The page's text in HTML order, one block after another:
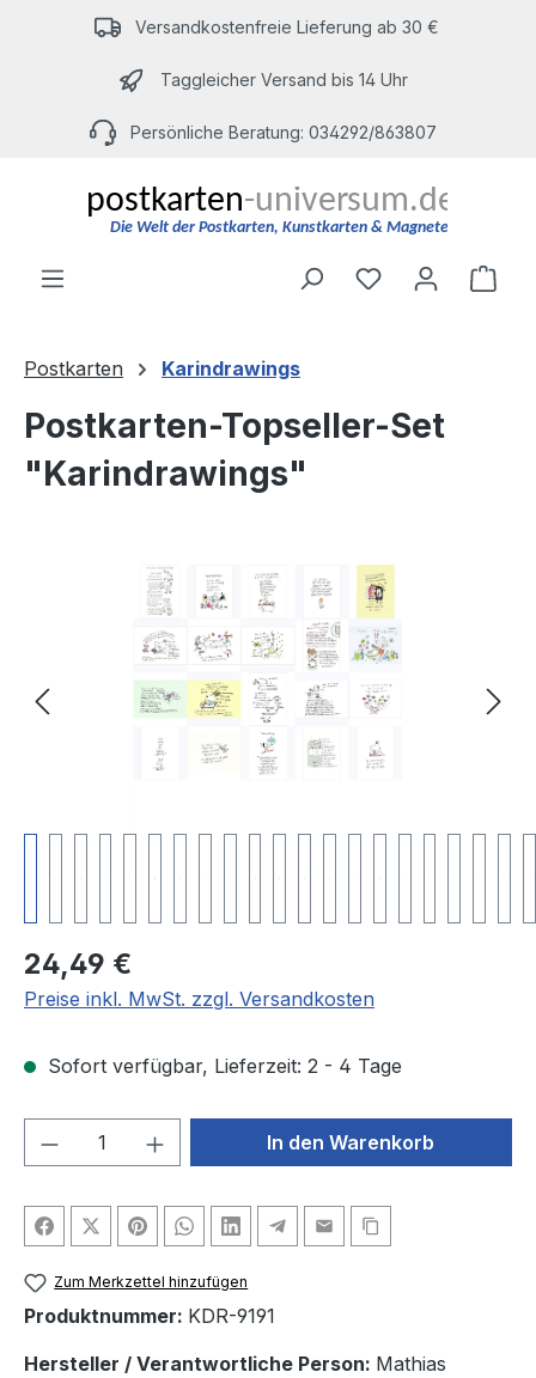
Zum Hauptinhalt springenVersandkostenfreie Lieferung ab 30 €
Taggleicher Versand bis 14 Uhr
Persönliche Beratung: 034292/863807
Du hast 0
Postkarten Karindrawings
Postkarten-Topseller-Set
"Karindrawings"
Bildergalerie überspringen
Regulärer Preis:
24,49 €
Preise inkl. MwSt. zzgl. Versandkosten
Sofort verfügbar, Lieferzeit: 2 - 4 Tage
Produkt Anzahl: Gib denIn den Warenkorb
Zum Merkzettel hinzufügen
Produktnummer: KDR-9191
Hersteller / Verantwortliche Person: Mathias